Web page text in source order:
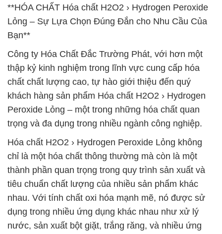
**HÓA CHẤT Hóa chất H2O2 › Hydrogen Peroxide
Lỏng – Sự Lựa Chọn Đúng Đắn cho Nhu Cầu Của
Bạn**
Công ty Hóa Chất Đắc Trường Phát, với hơn một
thập kỷ kinh nghiệm trong lĩnh vực cung cấp hóa
chất chất lượng cao, tự hào giới thiệu đến quý
khách hàng sản phẩm Hóa chất H2O2 › Hydrogen
Peroxide Lỏng – một trong những hóa chất quan
trọng và đa dụng trong nhiều ngành công nghiệp.
Hóa chất H2O2 › Hydrogen Peroxide Lỏng không
chỉ là một hóa chất thông thường mà còn là một
thành phần quan trọng trong quy trình sản xuất và
tiêu chuẩn chất lượng của nhiều sản phẩm khác
nhau. Với tính chất oxi hóa mạnh mẽ, nó được sử
dụng trong nhiều ứng dụng khác nhau như xử lý
nước, sản xuất bột giặt, trắng răng, và nhiều ứng